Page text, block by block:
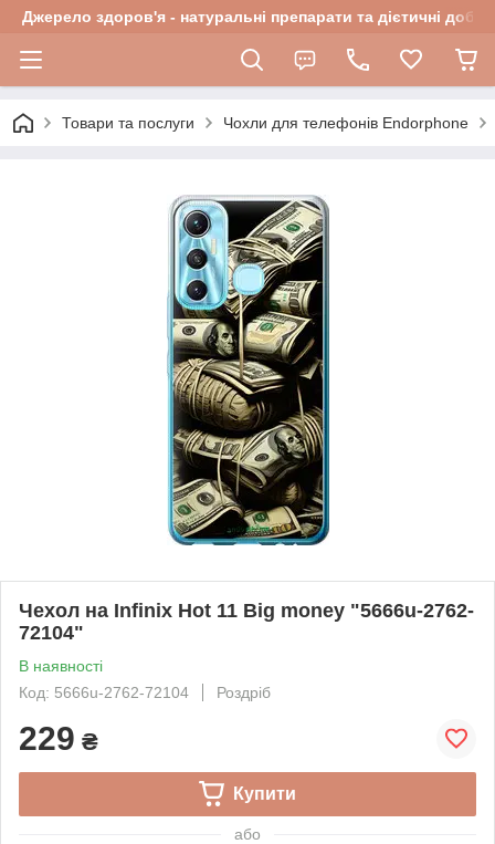
Джерело здоров'я - натуральні препарати та дієтичні
Товари та послуги Чохли для телефонів Endorphone
Чехол на Infinix Hot 11 Big money "5666u-2762-
72104"
В наявності
Код: 5666u-2762-72104
Роздріб
229 ₴
Купити
або